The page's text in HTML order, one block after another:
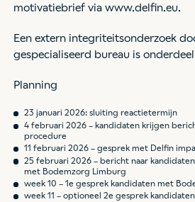
motivatiebrief via www.delfin.eu.
Een extern integriteitsonderzoek
gespecialiseerd bureau is
Planning
23 januari 2026: sluiting reactietermijn
4 februari 2026 – kandidaten krijgen
procedure
11 februari 2026 – gesprek met Delfin
25 februari 2026 – bericht naar
met Bodemzorg Limburg
week 10 – 1e gesprek kandidaten met
week 11 – optioneel 2e gesprek